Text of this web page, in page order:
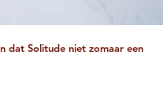
dat Solitude niet zomaar een